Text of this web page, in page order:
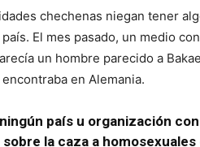
chechenas niegan tener
El mes pasado, un medio
un hombre parecido a
en Alemania.
país u organización
la caza a